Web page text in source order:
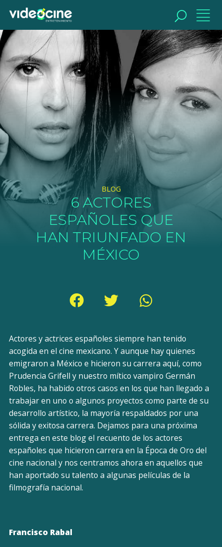
BUSCAR
BLOG
6 ACTORES
ESPAÑOLES QUE
HAN TRIUNFADO EN
MÉXICO
Actores y actrices españoles siempre han tenido
acogida en el cine mexicano. Y aunque hay quienes
emigraron a México e hicieron su carrera aquí, como
Prudencia Grifell y nuestro mítico vampiro Germán
Robles, ha habido otros casos en los que han llegado a
trabajar en uno o algunos proyectos como parte de su
desarrollo artístico, la mayoría respaldados por una
sólida y exitosa carrera. Dejamos para una próxima
entrega en este blog el recuento de los actores
españoles que hicieron carrera en la Época de Oro del
cine nacional y nos centramos ahora en aquellos que
han aportado su talento a algunas películas de la
filmografía nacional.
Francisco Rabal